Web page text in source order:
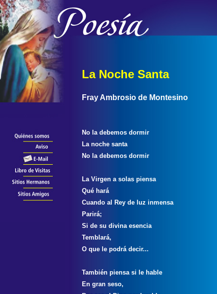
La Noche Santa
Fray Ambrosio de Montesino
No la debemos dormir
La noche santa
No la debemos dormir
La Virgen a solas piensa
Qué hará
Cuando al Rey de luz inmensa
Parirá;
Si de su divina esencia
Temblará,
O que le podrá decir...
También piensa si le hable
En gran seso,